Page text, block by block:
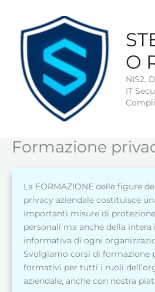
contenuto
O
NIS2,
IT
Formazione
La FORMAZIONE delle figure
privacy aziendale costituisce
importanti misure di
personali ma anche della
informativa di ogni
Svolgiamo corsi di formazione
formativi per tutti i ruoli
aziendale, anche con nostra